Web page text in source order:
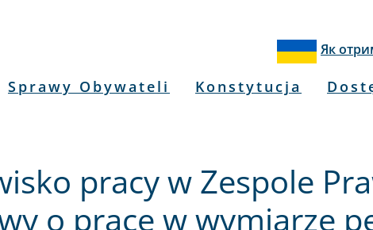
Як
Sprawy Obywateli Konstytucja
pracy w Zespole
o pracę w wymiarze